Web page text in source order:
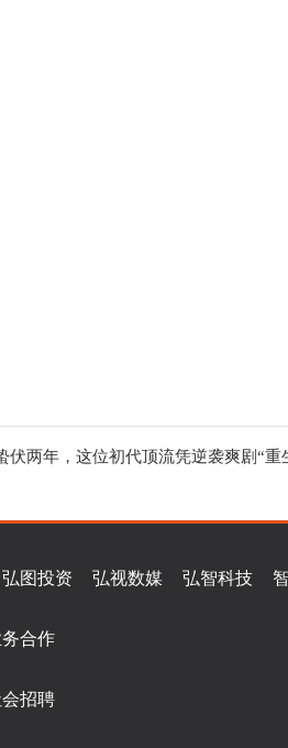
伏两年，这位初代顶流凭逆袭爽剧“重
弘图投资 弘视数媒 弘智科技
合作
招聘